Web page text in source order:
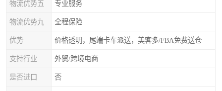
物流优势五 专业服务
物流优势九 全程保险
优势 价格透明，尾端卡车派送，美客多/FBA免费送仓
支持行业 外贸/跨境电商
是否进口 否